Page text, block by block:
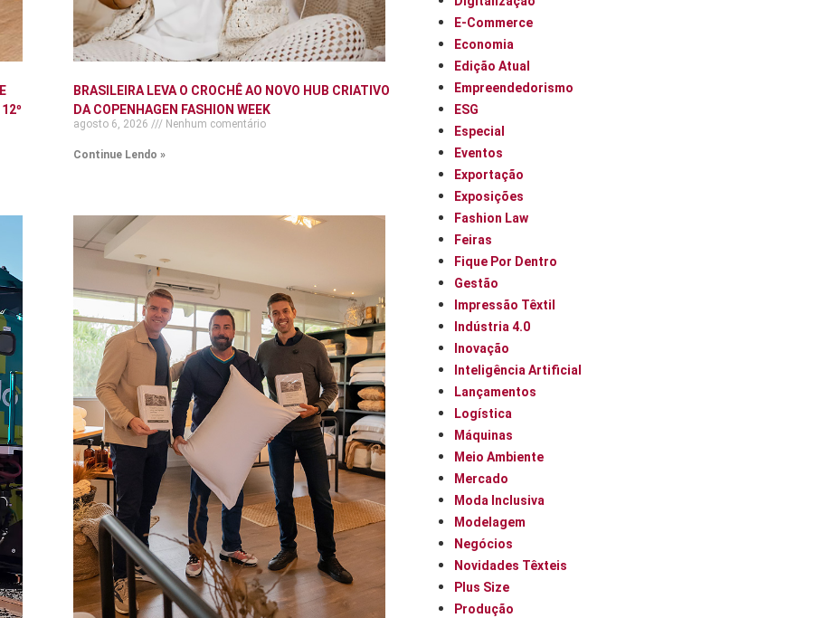
BRASILEIRA LEVA O CROCHÊ AO NOVO HUB CRIATIVO
DA COPENHAGEN FASHION WEEK
agosto 6, 2026 Nenhum comentário
Continue Lendo »
E-Commerce
Economia
Edição Atual
Empreendedorismo
ESG
Especial
Eventos
Exportação
Exposições
Fashion Law
Feiras
Fique Por Dentro
Gestão
Impressão Têxtil
Indústria 4.0
Inovação
Inteligência Artificial
Lançamentos
Logística
Máquinas
Meio Ambiente
Mercado
Moda Inclusiva
Modelagem
Negócios
Novidades Têxteis
Plus Size
Produção